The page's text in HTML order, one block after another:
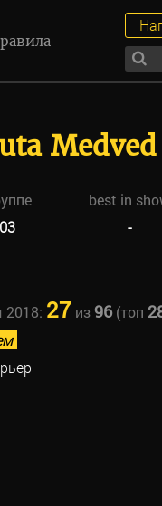
Medved
best in
-
2018: 27 из96(топ